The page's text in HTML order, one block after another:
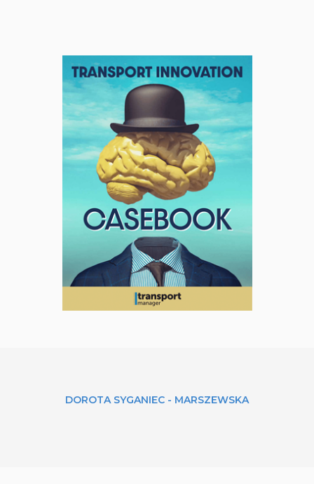
DOROTA SYGANIEC - MARSZEWSKA